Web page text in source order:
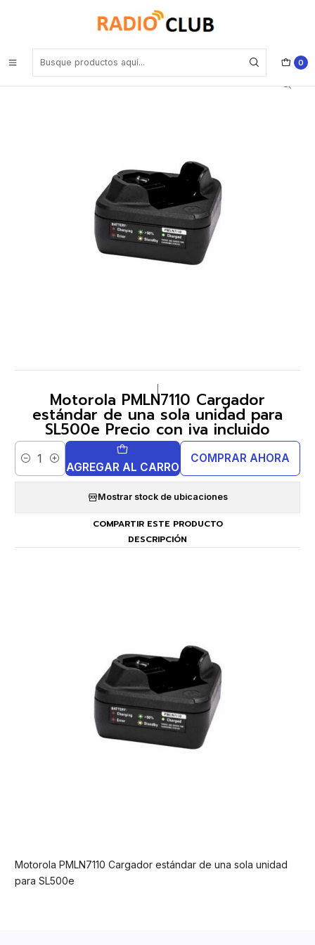
0
Motorola PMLN7110 Cargador estándar de una sola unidad para
SL500e Precio con iva incluido
Motorola PMLN7110 Cargador
estándar de una sola unidad para
SL500e Precio con iva incluido
Cantidad AGREGAR AL CARRO
COMPRAR AHORA
Mostrar stock de ubicaciones
COMPARTIR ESTE PRODUCTO
DESCRIPCIÓN
Motorola PMLN7110 Cargador estándar de una sola unidad
para SL500e